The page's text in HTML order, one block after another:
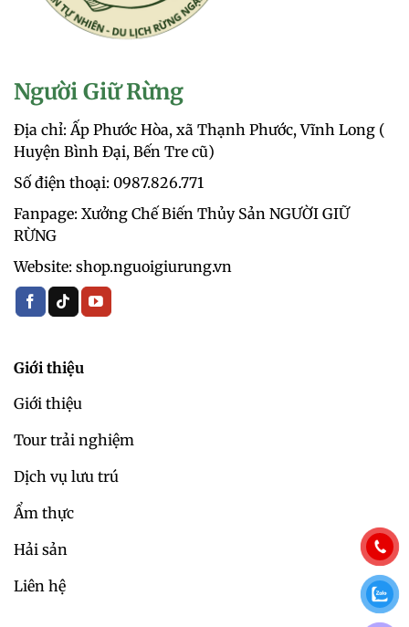
Người Giữ Rừng
Địa chỉ: Ấp Phước Hòa, xã Thạnh Phước, Vĩnh Long (
Huyện Bình Đại, Bến Tre cũ)
Số điện thoại: 0987.826.771‬
Fanpage: Xưởng Chế Biến Thủy Sản NGƯỜI GIỮ
RỪNG
Website: shop.nguoigiurung.vn
Giới thiệu
Giới thiệu
Tour trải nghiệm
Dịch vụ lưu trú
Ẩm thực
Hải sản
Liên hệ